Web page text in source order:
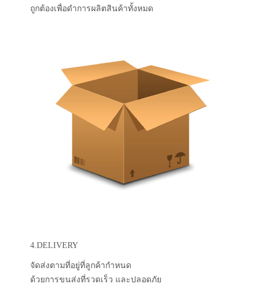
ถูกต้องเพื่อดำการผลิตสินค้าทั้งหมด
4.DELIVERY
จัดส่งตามที่อยู่ที่ลูกค้ากำหนด
ด้วยการขนส่งที่รวดเร็ว และปลอดภัย